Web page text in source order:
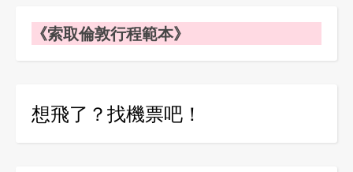
《索取倫敦行程範本》
想飛了？找機票吧！